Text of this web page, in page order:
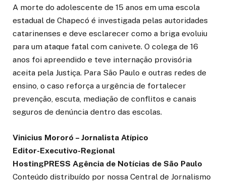
A morte do adolescente de 15 anos em uma escola
estadual de Chapecó é investigada pelas autoridades
catarinenses e deve esclarecer como a briga evoluiu
para um ataque fatal com canivete. O colega de 16
anos foi apreendido e teve internação provisória
aceita pela Justiça. Para São Paulo e outras redes de
ensino, o caso reforça a urgência de fortalecer
prevenção, escuta, mediação de conflitos e canais
seguros de denúncia dentro das escolas.
Vinicius Mororó – Jornalista Atípico
Editor-Executivo-Regional
HostingPRESS Agência de Notícias de São Paulo
Conteúdo distribuído por nossa Central de Jornalismo